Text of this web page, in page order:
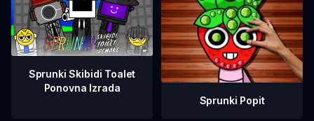
Sprunki Skibidi Toalet
Ponovna Izrada
Sprunki Popit